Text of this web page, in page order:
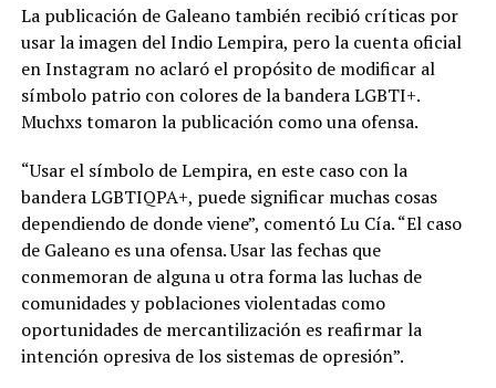
La publicación de Galeano también recibió críticas por
usar la imagen del Indio Lempira, pero la cuenta oficial
en Instagram no aclaró el propósito de modificar al
símbolo patrio con colores de la bandera LGBTI+.
Muchxs tomaron la publicación como una ofensa.
“Usar el símbolo de Lempira, en este caso con la
bandera LGBTIQPA+, puede significar muchas cosas
dependiendo de donde viene”, comentó Lu Cía. “El caso
de Galeano es una ofensa. Usar las fechas que
conmemoran de alguna u otra forma las luchas de
comunidades y poblaciones violentadas como
oportunidades de mercantilización es reafirmar la
intención opresiva de los sistemas de opresión”.